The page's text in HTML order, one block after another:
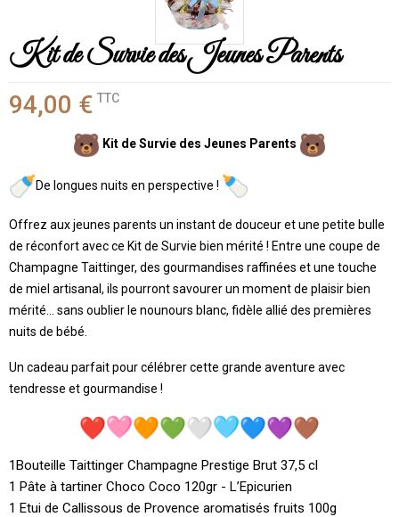
Kit de Survie des Jeunes Parents
94,00 € TTC
Kit de Survie des Jeunes Parents
De longues nuits en perspective !
Offrez aux jeunes parents un instant de douceur et une petite bulle
de réconfort avec ce Kit de Survie bien mérité ! Entre une coupe de
Champagne Taittinger, des gourmandises raffinées et une touche
de miel artisanal, ils pourront savourer un moment de plaisir bien
mérité… sans oublier le nounours blanc, fidèle allié des premières
nuits de bébé.
Un cadeau parfait pour célébrer cette grande aventure avec
tendresse et gourmandise !
1Bouteille Taittinger Champagne Prestige Brut 37,5 cl
1 Pâte à tartiner Choco Coco 120gr - L’Epicurien
1 Etui de Callissous de Provence aromatisés fruits 100g